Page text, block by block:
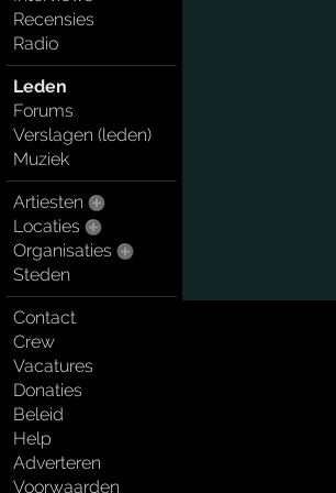
Recensies
Radio
Leden
Forums
Verslagen (leden)
Muziek
Artiesten
Locaties
Organisaties
Steden
Contact
Crew
Vacatures
Donaties
Beleid
Help
Adverteren
Voorwaarden